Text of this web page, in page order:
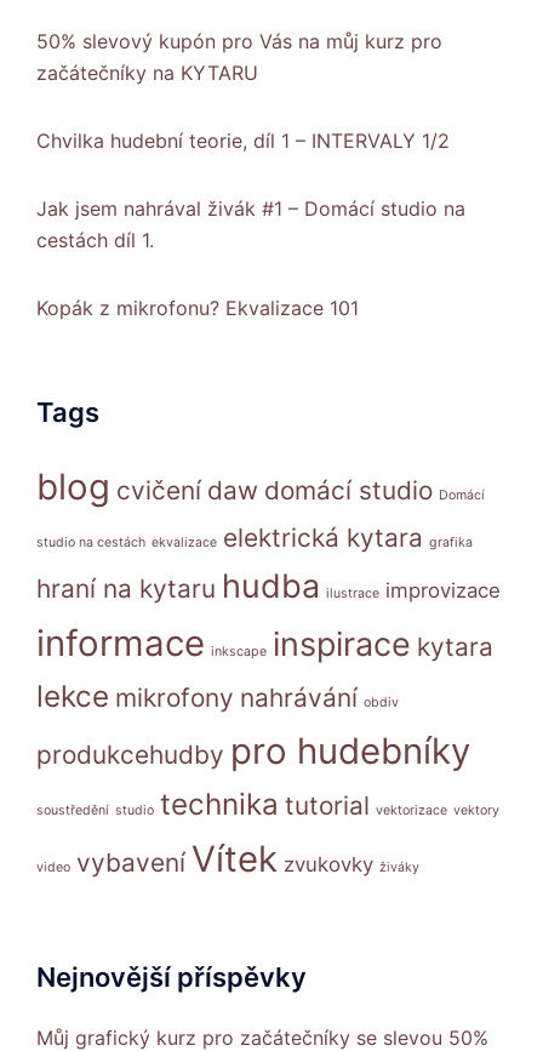
50% slevový kupón pro Vás na můj kurz pro
začátečníky na KYTARU
Chvilka hudební teorie, díl 1 – INTERVALY 1/2
Jak jsem nahrával živák #1 – Domácí studio na
cestách díl 1.
Kopák z mikrofonu? Ekvalizace 101
Tags
blog cvičení daw domácí studio Domácí
studio na cestách ekvalizace elektrická kytara grafika
hraní na kytaru hudba ilustrace improvizace
informace inkscape inspirace kytara
lekce mikrofony nahrávání obdiv
produkcehudby pro hudebníky
soustředění studio technika tutorial vektorizace vektory
video vybavení Vítek zvukovky živáky
Nejnovější příspěvky
Můj grafický kurz pro začátečníky se slevou 50%